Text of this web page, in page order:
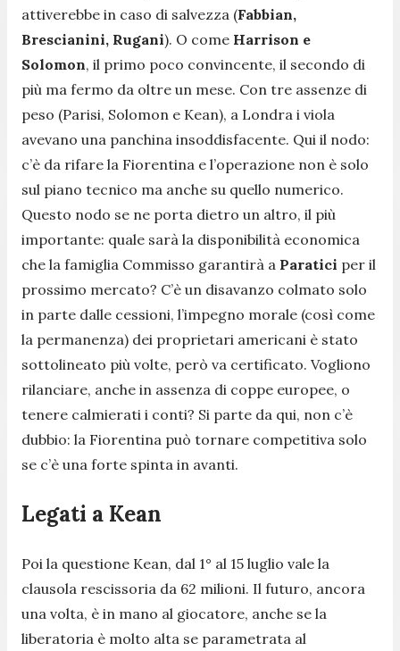
attiverebbe in caso di salvezza (Fabbian,
Brescianini, Rugani). O come Harrison e
Solomon, il primo poco convincente, il secondo di
più ma fermo da oltre un mese. Con tre assenze di
peso (Parisi, Solomon e Kean), a Londra i viola
avevano una panchina insoddisfacente. Qui il nodo:
c’è da rifare la Fiorentina e l’operazione non è solo
sul piano tecnico ma anche su quello numerico.
Questo nodo se ne porta dietro un altro, il più
importante: quale sarà la disponibilità economica
che la famiglia Commisso garantirà a Paratici per il
prossimo mercato? C’è un disavanzo colmato solo
in parte dalle cessioni, l’impegno morale (così come
la permanenza) dei proprietari americani è stato
sottolineato più volte, però va certificato. Vogliono
rilanciare, anche in assenza di coppe europee, o
tenere calmierati i conti? Si parte da qui, non c’è
dubbio: la Fiorentina può tornare competitiva solo
se c’è una forte spinta in avanti.
Legati a Kean
Poi la questione Kean, dal 1° al 15 luglio vale la
clausola rescissoria da 62 milioni. Il futuro, ancora
una volta, è in mano al giocatore, anche se la
liberatoria è molto alta se parametrata al